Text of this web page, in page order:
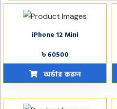
iPhone 12 Mini
৳ 60500
অর্ডার করুন